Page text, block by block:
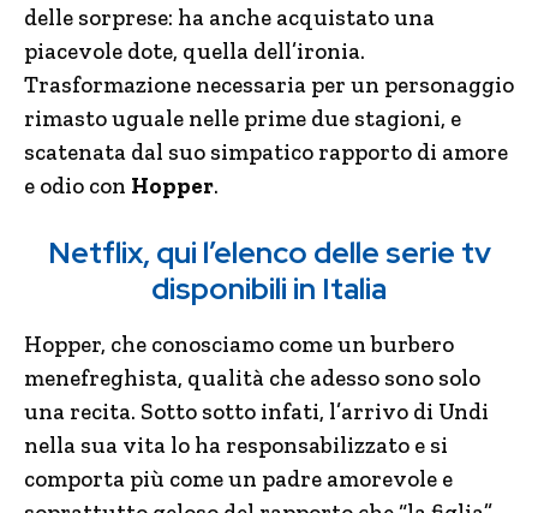
delle sorprese: ha anche acquistato una
piacevole dote, quella dell’ironia.
Trasformazione necessaria per un personaggio
rimasto uguale nelle prime due stagioni, e
scatenata dal suo simpatico rapporto di amore
e odio con Hopper.
Netflix, qui l’elenco delle serie tv
disponibili in Italia
Hopper, che conosciamo come un burbero
menefreghista, qualità che adesso sono solo
una recita. Sotto sotto infati, l’arrivo di Undi
nella sua vita lo ha responsabilizzato e si
comporta più come un padre amorevole e